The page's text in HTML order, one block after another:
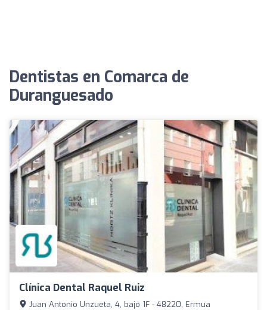
Dentistas en Comarca de
Duranguesado
Clínica Dental Raquel Ruiz
Juan Antonio Unzueta, 4, bajo 1F - 48220, Ermua